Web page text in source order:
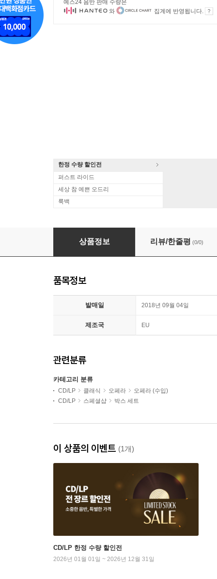
예스24 음반 판매 수량은
와
집계에 반영됩니다.
한정 수량 할인전
퍼스트 라이드
세상 참 예쁜 오드리
룩백
Peter Schneider 바그너: 트리스탄과 이졸데
상품정보 리뷰/한줄평 (0/0)
품목정보
발매일 2018년 09월 04일
제조국 EU
관련분류
카테고리 분류
CD/LP 클래식 오페라
오페라 (수입)
CD/LP
스페셜샵 박스 세트
이 상품의 이벤트 (1개)
CD/LP 한정 수량 할인전
2026년 01월 01일 ~ 2026년 12월 31일